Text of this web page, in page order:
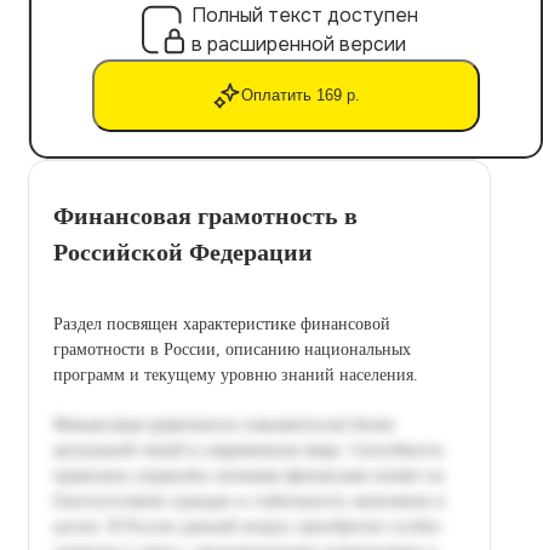
Полный текст доступен
в расширенной версии
Оплатить 169 р.
Финансовая грамотность в
Российской Федерации
Раздел посвящен характеристике финансовой
грамотности в России, описанию национальных
программ и текущему уровню знаний населения.